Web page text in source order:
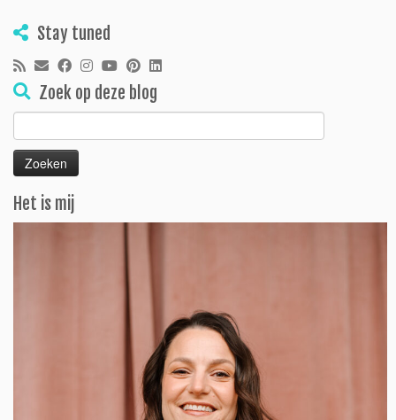
Stay tuned
Zoek op deze blog
Zoeken
naar:
Het is mij